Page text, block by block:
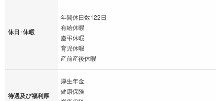
休日･休暇
年間休日数122日
有給休暇
慶弔休暇
育児休暇
産前産後休暇
待遇及び福利厚
厚生年金
健康保険